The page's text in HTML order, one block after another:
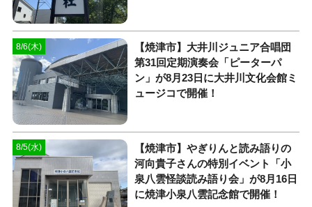
8/6(木)
【焼津市】大井川ジュニア合唱団
第31回定期演奏会「ピーターパ
ン」が8月23日に大井川文化会館ミ
ュージコで開催！
8/5(水)
【焼津市】やぎりんと読み語りの
河向貴子さんの特別イベント「小
泉八雲怪談読み語り会」が8月16日
に焼津小泉八雲記念館で開催！